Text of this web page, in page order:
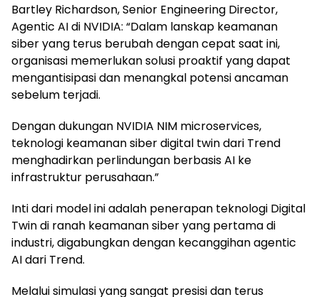
Bartley Richardson, Senior Engineering Director,
Agentic AI di NVIDIA: “Dalam lanskap keamanan
siber yang terus berubah dengan cepat saat ini,
organisasi memerlukan solusi proaktif yang dapat
mengantisipasi dan menangkal potensi ancaman
sebelum terjadi.
Dengan dukungan NVIDIA NIM microservices,
teknologi keamanan siber digital twin dari Trend
menghadirkan perlindungan berbasis AI ke
infrastruktur perusahaan.”
Inti dari model ini adalah penerapan teknologi Digital
Twin di ranah keamanan siber yang pertama di
industri, digabungkan dengan kecanggihan agentic
AI dari Trend.
Melalui simulasi yang sangat presisi dan terus